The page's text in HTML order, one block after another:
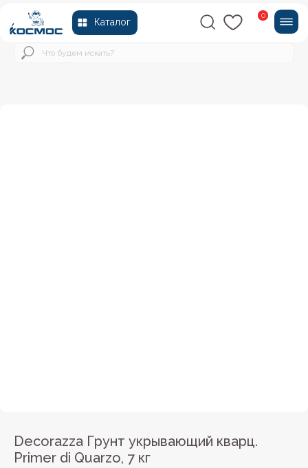
Каталог
Decorazza Грунт укрывающий кварц.
Primer di Quarzo, 7 кг